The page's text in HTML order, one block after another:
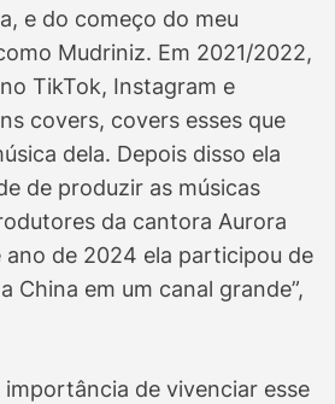
e do começo do meu
Mudriniz. Em 2021/2022,
TikTok, Instagram e
covers, covers esses que
dela. Depois disso ela
de produzir as músicas
da cantora Aurora
ano de 2024 ela participou de
China em um canal grande”,
de vivenciar esse